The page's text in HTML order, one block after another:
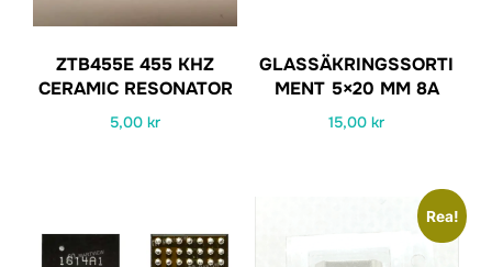
ZTB455E 455 KHZ
CERAMIC RESONATOR
5,00kr
GLASSÄKRINGSSORTI
MENT 5×20 MM 8A
15,00kr
Rea!